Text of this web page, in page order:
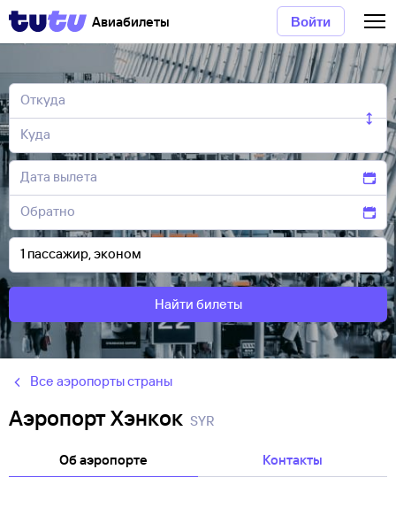
Авиабилеты Войти
Найти билеты
Все аэропорты страны
Аэропорт Хэнкок SYR
Об аэропорте Контакты